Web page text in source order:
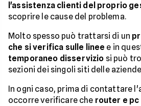
l'assistenza clienti del proprio
scoprire le cause del problema.
Molto spesso può trattarsi di un
che si verifica sulle linee e in
temporaneo disservizio si può
sezioni dei singoli siti delle
In ogni caso, prima di contattare
occorre verificare che router e pc